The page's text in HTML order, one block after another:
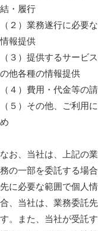
結・履行
（２）業務遂行に必要
情報提供
（３）提供するサービ
の他各種の情報提供
（４）費用・代金等の
（５）その他、ご利用
め
なお、当社は、上記の
務の一部を委託する場
先に必要な範囲で個人
合、当社は、業務委託
す。また、当社が受託